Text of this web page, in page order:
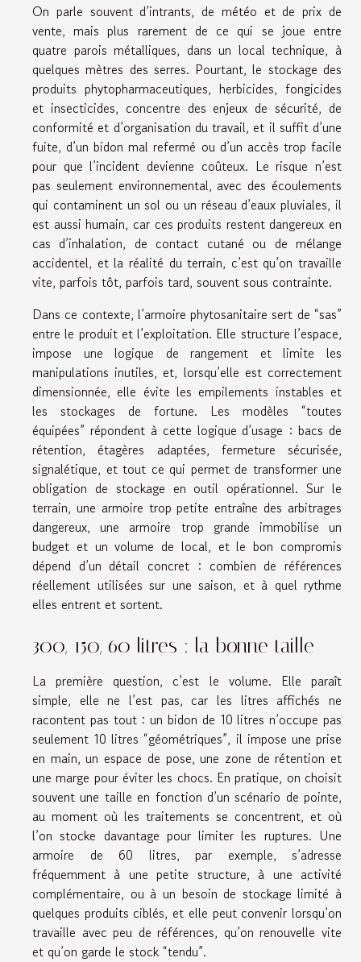
On parle souvent d’intrants, de météo et de prix de
vente, mais plus rarement de ce qui se joue entre
quatre parois métalliques, dans un local technique, à
quelques mètres des serres. Pourtant, le stockage des
produits phytopharmaceutiques, herbicides, fongicides
et insecticides, concentre des enjeux de sécurité, de
conformité et d’organisation du travail, et il suffit d’une
fuite, d’un bidon mal refermé ou d’un accès trop facile
pour que l’incident devienne coûteux. Le risque n’est
pas seulement environnemental, avec des écoulements
qui contaminent un sol ou un réseau d’eaux pluviales, il
est aussi humain, car ces produits restent dangereux en
cas d’inhalation, de contact cutané ou de mélange
accidentel, et la réalité du terrain, c’est qu’on travaille
vite, parfois tôt, parfois tard, souvent sous contrainte.
Dans ce contexte, l’armoire phytosanitaire sert de “sas”
entre le produit et l’exploitation. Elle structure l’espace,
impose une logique de rangement et limite les
manipulations inutiles, et, lorsqu’elle est correctement
dimensionnée, elle évite les empilements instables et
les stockages de fortune. Les modèles “toutes
équipées” répondent à cette logique d’usage : bacs de
rétention, étagères adaptées, fermeture sécurisée,
signalétique, et tout ce qui permet de transformer une
obligation de stockage en outil opérationnel. Sur le
terrain, une armoire trop petite entraîne des arbitrages
dangereux, une armoire trop grande immobilise un
budget et un volume de local, et le bon compromis
dépend d’un détail concret : combien de références
réellement utilisées sur une saison, et à quel rythme
elles entrent et sortent.
300, 150, 60 litres : la bonne taille
La première question, c’est le volume. Elle paraît
simple, elle ne l’est pas, car les litres affichés ne
racontent pas tout : un bidon de 10 litres n’occupe pas
seulement 10 litres “géométriques”, il impose une prise
en main, un espace de pose, une zone de rétention et
une marge pour éviter les chocs. En pratique, on choisit
souvent une taille en fonction d’un scénario de pointe,
au moment où les traitements se concentrent, et où
l’on stocke davantage pour limiter les ruptures. Une
armoire de 60 litres, par exemple, s’adresse
fréquemment à une petite structure, à une activité
complémentaire, ou à un besoin de stockage limité à
quelques produits ciblés, et elle peut convenir lorsqu’on
travaille avec peu de références, qu’on renouvelle vite
et qu’on garde le stock “tendu”.